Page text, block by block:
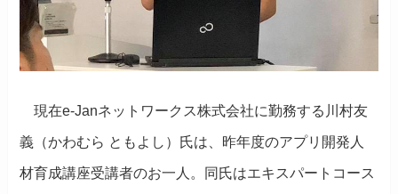
現在e-Janネットワークス株式会社に勤務する川村友
義（かわむら ともよし）氏は、昨年度のアプリ開発人
材育成講座受講者のお一人。同氏はエキスパートコース